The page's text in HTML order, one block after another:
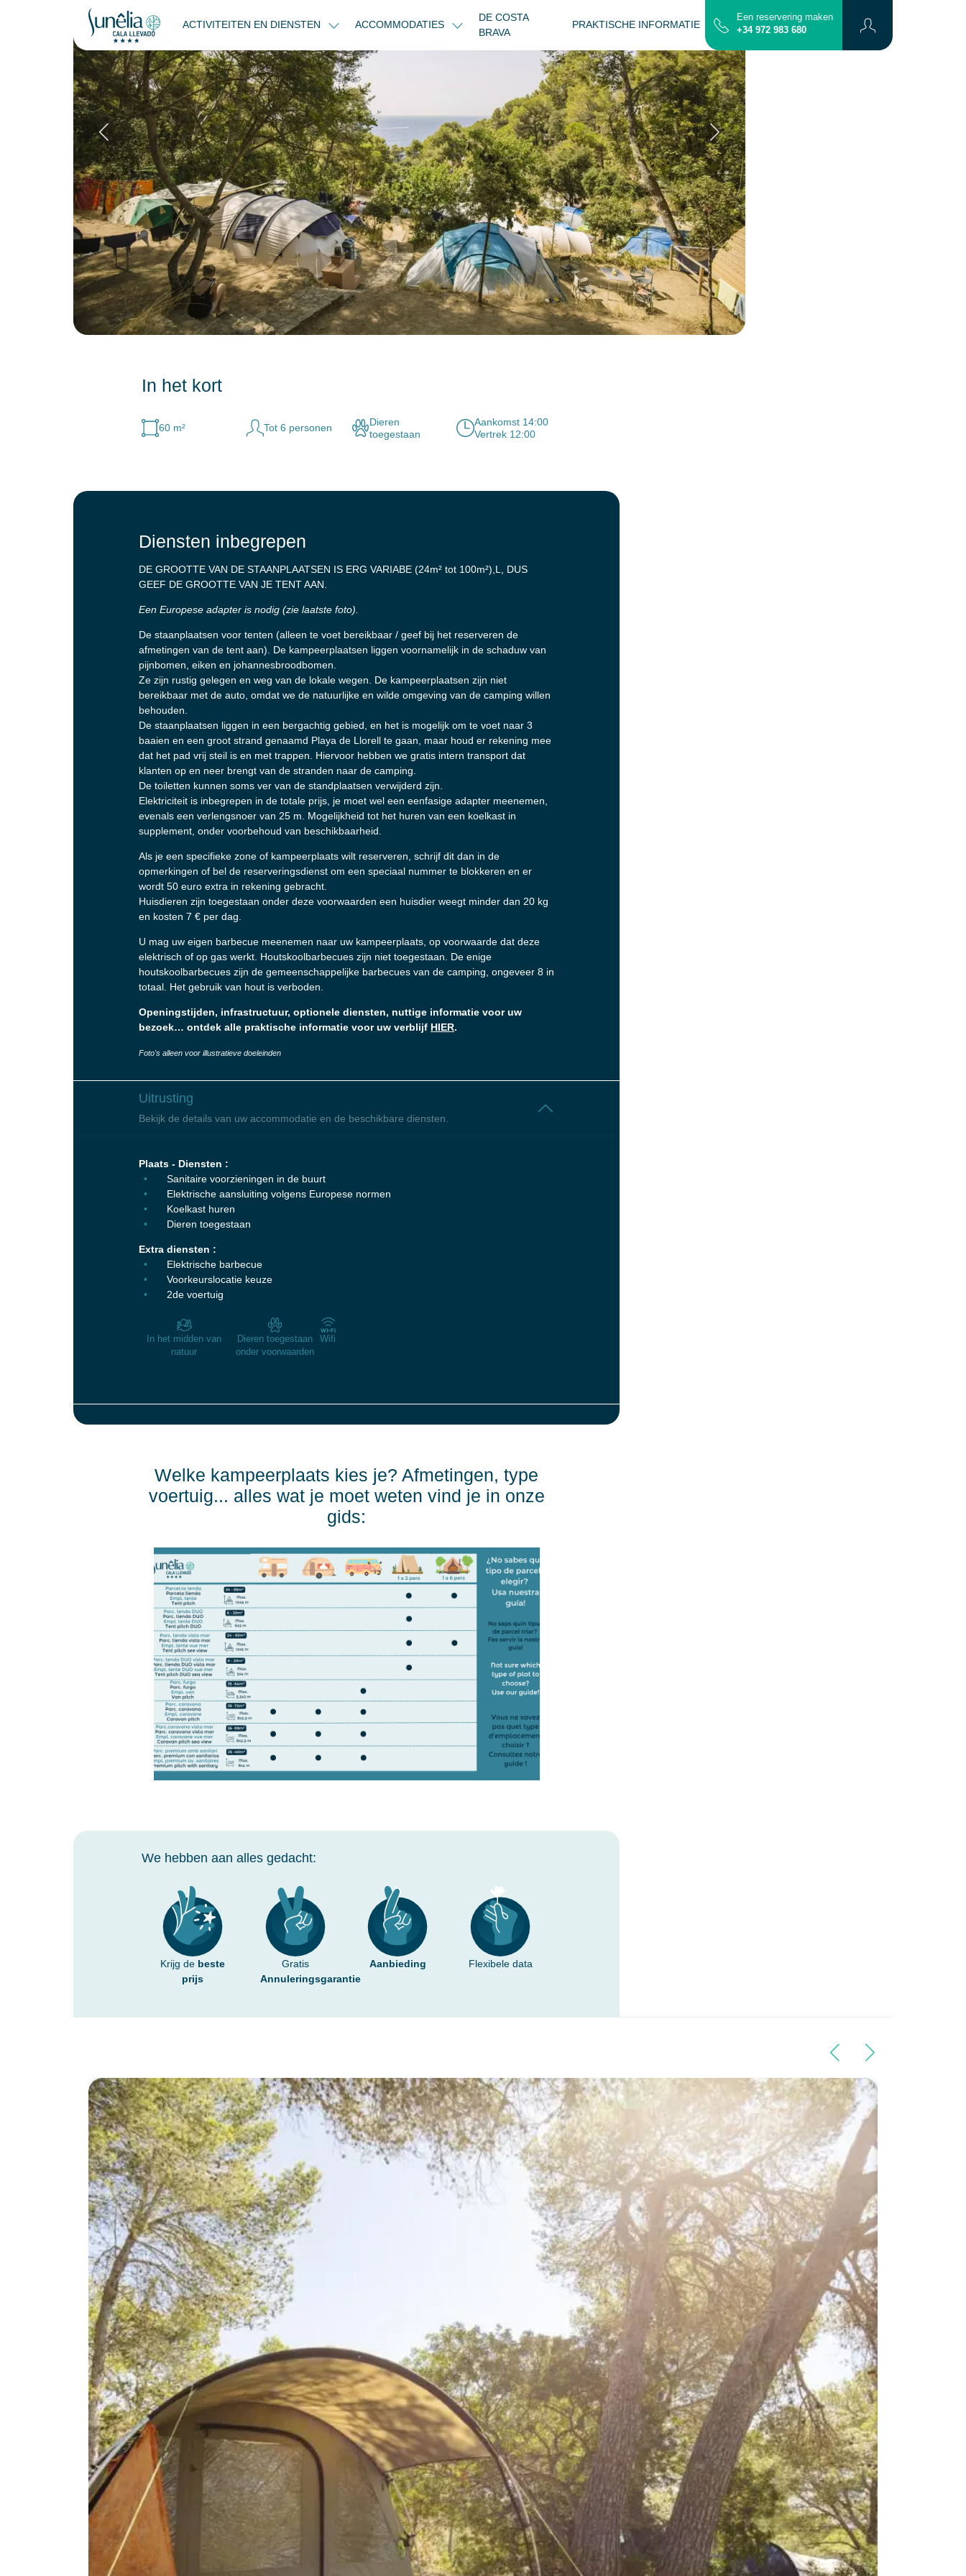
ACTIVITEITEN EN DIENSTEN ACCOMMODATIES
DE COSTA
BRAVA
PRAKTISCHE INFORMATIE CONTACT PLATTERGROND
Een reservering maken
+34 972 983 680
Terug Standplaats tent: 24m² tot 100m²
In het kort
60 m² Tot 6 personen
Dieren
toegestaan
Aankomst 14:00
Vertrek 12:00
Diensten inbegrepen
DE GROOTTE VAN DE STAANPLAATSEN IS ERG VARIABE (24m² tot 100m²),L, DUS
GEEF DE GROOTTE VAN JE TENT AAN.
Een Europese adapter is nodig (zie laatste foto).
De staanplaatsen voor tenten (alleen te voet bereikbaar / geef bij het reserveren de
afmetingen van de tent aan). De kampeerplaatsen liggen voornamelijk in de schaduw van
pijnbomen, eiken en johannesbroodbomen.
Ze zijn rustig gelegen en weg van de lokale wegen. De kampeerplaatsen zijn niet
bereikbaar met de auto, omdat we de natuurlijke en wilde omgeving van de camping willen
behouden.
De staanplaatsen liggen in een bergachtig gebied, en het is mogelijk om te voet naar 3
baaien en een groot strand genaamd Playa de Llorell te gaan, maar houd er rekening mee
dat het pad vrij steil is en met trappen. Hiervoor hebben we gratis intern transport dat
klanten op en neer brengt van de stranden naar de camping.
De toiletten kunnen soms ver van de standplaatsen verwijderd zijn.
Elektriciteit is inbegrepen in de totale prijs, je moet wel een eenfasige adapter meenemen,
evenals een verlengsnoer van 25 m. Mogelijkheid tot het huren van een koelkast in
supplement, onder voorbehoud van beschikbaarheid.
Als je een specifieke zone of kampeerplaats wilt reserveren, schrijf dit dan in de
opmerkingen of bel de reserveringsdienst om een speciaal nummer te blokkeren en er
wordt 50 euro extra in rekening gebracht.
Huisdieren zijn toegestaan onder deze voorwaarden een huisdier weegt minder dan 20 kg
en kosten 7 € per dag.
U mag uw eigen barbecue meenemen naar uw kampeerplaats, op voorwaarde dat deze
elektrisch of op gas werkt. Houtskoolbarbecues zijn niet toegestaan. De enige
houtskoolbarbecues zijn de gemeenschappelijke barbecues van de camping, ongeveer 8 in
totaal. Het gebruik van hout is verboden.
Openingstijden, infrastructuur, optionele diensten, nuttige informatie voor uw
bezoek… ontdek alle praktische informatie voor uw verblijf HIER.
Foto's alleen voor illustratieve doeleinden
Uitrusting
Bekijk de details van uw accommodatie en de beschikbare diensten.
Plaats - Diensten :
Sanitaire voorzieningen in de buurt
Elektrische aansluiting volgens Europese normen
Koelkast huren
Dieren toegestaan
Extra diensten :
Elektrische barbecue
Voorkeurslocatie keuze
2de voertuig
In het midden van
natuur
Dieren toegestaan
onder voorwaarden
Wifi
Welke kampeerplaats kies je? Afmetingen, type
voertuig... alles wat je moet weten vind je in onze
gids:
We hebben aan alles gedacht:
Krijg de beste
prijs
Gratis
Annuleringsgarantie
Aanbieding Flexibele data